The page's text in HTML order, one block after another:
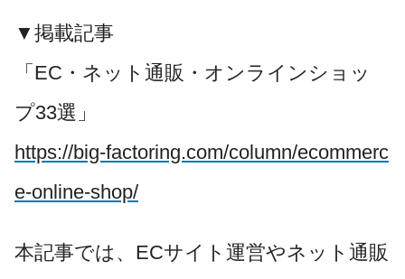
▼掲載記事
「EC・ネット通販・オンラインショッ
プ33選」
https://big-factoring.com/column/ecommerc
e-online-shop/
本記事では、ECサイト運営やネット通販